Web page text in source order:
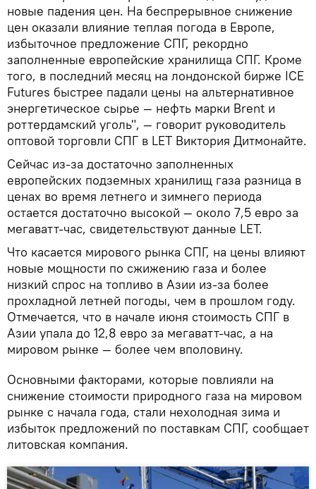
новые падения цен. На беспрерывное снижение
цен оказали влияние теплая погода в Европе,
избыточное предложение СПГ, рекордно
заполненные европейские хранилища СПГ. Кроме
того, в последний месяц на лондонской бирже ICE
Futures быстрее падали цены на альтернативное
энергетическое сырье — нефть марки Brent и
роттердамский уголь", — говорит руководитель
оптовой торговли СПГ в LET Виктория Дитмонайте.
Сейчас из-за достаточно заполненных
европейских подземных хранилищ газа разница в
ценах во время летнего и зимнего периода
остается достаточно высокой — около 7,5 евро за
мегаватт-час, свидетельствуют данные LET.
Что касается мирового рынка СПГ, на цены влияют
новые мощности по сжижению газа и более
низкий спрос на топливо в Азии из-за более
прохладной летней погоды, чем в прошлом году.
Отмечается, что в начале июня стоимость СПГ в
Азии упала до 12,8 евро за мегаватт-час, а на
мировом рынке — более чем вполовину.
Основными факторами, которые повлияли на
снижение стоимости природного газа на мировом
рынке с начала года, стали нехолодная зима и
избыток предложений по поставкам СПГ, сообщает
литовская компания.